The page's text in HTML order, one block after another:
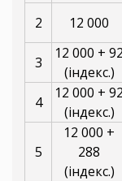
2
12 000
3
12 000 + 92
(індекс.)
4
12 000 + 92
(індекс.)
5
12 000 +
288
(індекс.)